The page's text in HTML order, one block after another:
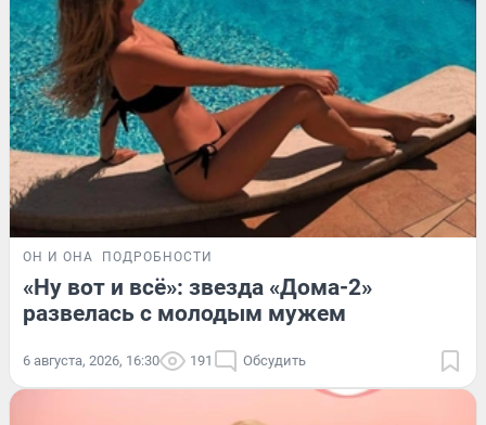
ОН И ОНА ПОДРОБНОСТИ
«Ну вот и всё»: звезда «Дома-2»
развелась с молодым мужем
6 августа, 2026, 16:30 191 Обсудить